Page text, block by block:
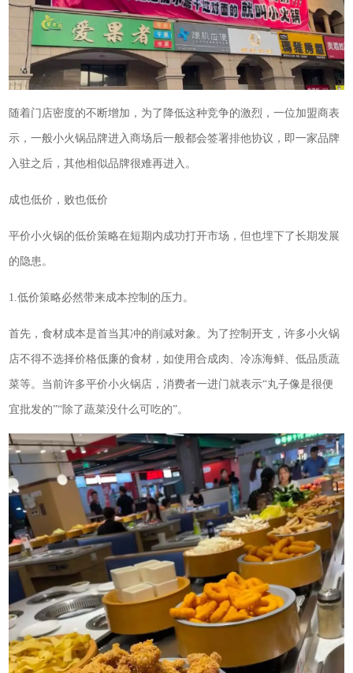
随着门店密度的不断增加，为了降低这种竞争的激烈，一位加盟商表
示，一般小火锅品牌进入商场后一般都会签署排他协议，即一家品牌
入驻之后，其他相似品牌很难再进入。
成也低价，败也低价
平价小火锅的低价策略在短期内成功打开市场，但也埋下了长期发展
的隐患。
1.低价策略必然带来成本控制的压力。
首先，食材成本是首当其冲的削减对象。为了控制开支，许多小火锅
店不得不选择价格低廉的食材，如使用合成肉、冷冻海鲜、低品质蔬
菜等。当前许多平价小火锅店，消费者一进门就表示“丸子像是很便
宜批发的”“除了蔬菜没什么可吃的”。